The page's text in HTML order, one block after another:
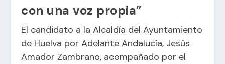
con una voz propia”
El candidato a la Alcaldía del Ayuntamiento
de Huelva por Adelante Andalucía, Jesús
Amador Zambrano, acompañado por el